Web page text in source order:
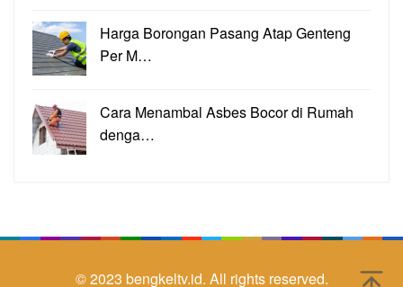
Harga Borongan Pasang Atap Genteng
Per M…
Cara Menambal Asbes Bocor di Rumah
denga…
© 2023 bengkeltv.id. All rights reserved.